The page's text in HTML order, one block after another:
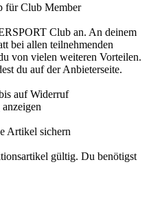
für Club Member
Club an. An deinem
bei allen teilnehmenden
von vielen weiteren Vorteilen.
du auf der Anbieterseite.
auf Widerruf
anzeigen
Artikel sichern
gültig. Du benötigst